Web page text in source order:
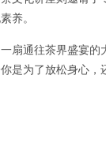
养。
扇通往茶界盛宴
是为了放松身心